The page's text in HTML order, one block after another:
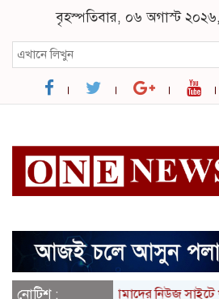
বৃহস্পতিবার, ০৬ অগাস্ট
নোটিশ : আমাদের নিউজ সাইটে খবর